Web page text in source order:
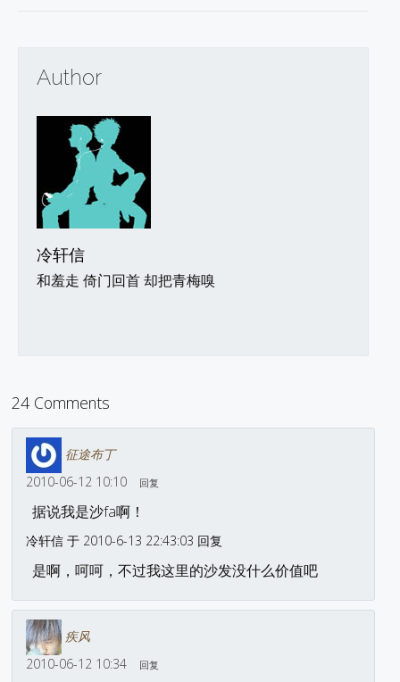
Author
冷轩信
和羞走 倚门回首 却把青梅嗅
24 Comments
征途布丁
2010-06-12 10:10
回复
据说我是沙fa啊！
冷轩信 于 2010-6-13 22:43:03 回复
是啊，呵呵，不过我这里的沙发没什么价值吧
疾风
2010-06-12 10:34
回复